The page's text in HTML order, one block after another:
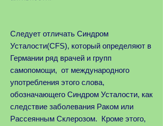
Следует отличать Синдром
Усталости(CFS), который определяют в
Германии ряд врачей и групп
самопомощи, от международного
употребления этого слова,
обозначающего Синдром Усталости, как
следствие заболевания Раком или
Рассеянным Склерозом. Кроме этого,